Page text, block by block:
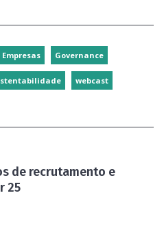
Empresas Governance
webcast
de recrutamento e
25